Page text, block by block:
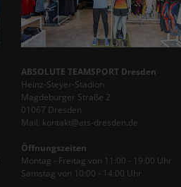
ABSOLUTE TEAMSPORT Dresden
Heinz-Steyer-Stadion
Magdeburger Straße 2
01067 Dresden
Mail: kontakt@ats-dresden.de
Öffnungszeiten
Montag - Freitag von 11:00 - 19:00 Uhr
Samstag von 10:00 - 14:00 Uhr